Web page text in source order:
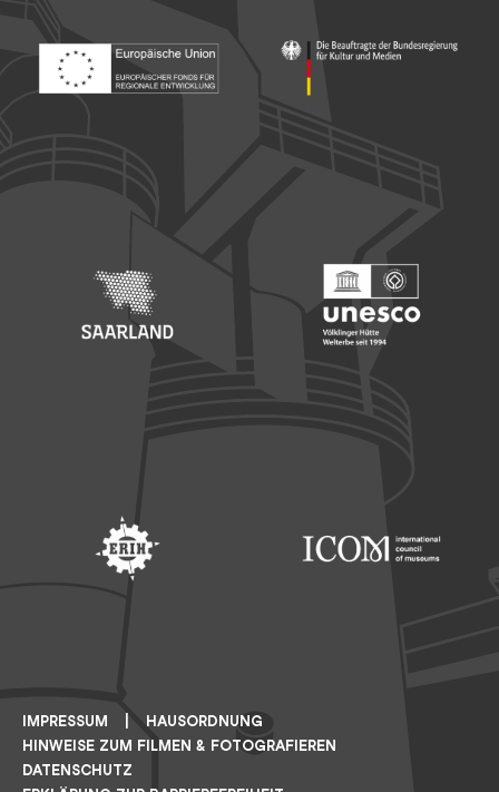
IMPRESSUM
HAUSORDNUNG
HINWEISE ZUM FILMEN & FOTOGRAFIEREN
DATENSCHUTZ